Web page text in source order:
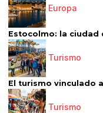
Europa
Estocolmo: la ciudad
Turismo
El turismo vinculado
Turismo